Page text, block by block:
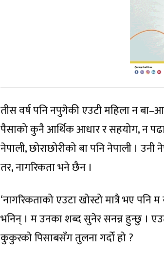
तीस वर्ष पनि नपुगेकी एउटी महिला न
पैसाको कुनै आर्थिक आधार र सहयोग, न
नेपाली, छोराछोरीको बा पनि नेपाली ।
तर, नागरिकता भने छैन ।
‘नागरिकताको एउटा खोस्टो मात्रै भए
भनिन् । म उनका शब्द सुनेर सनन्न हुन्छु ।
कुकुरको पिसाबसँग तुलना गर्दो हो ?